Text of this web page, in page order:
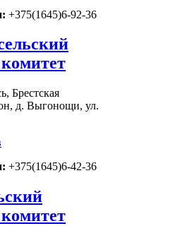
+375(1645)6-92-36
Брестская
д. Выгонощи, ул.
+375(1645)6-42-36